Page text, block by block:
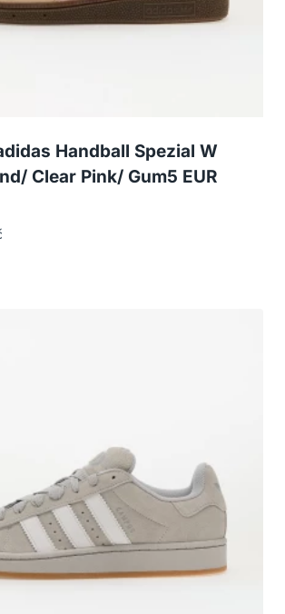
Handball Spezial W
Clear Pink/ Gum5 EUR